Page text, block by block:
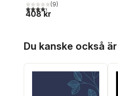
4,3utav 5 stjärnor. Totalt antal
(9)
408 kr
Du kanske också